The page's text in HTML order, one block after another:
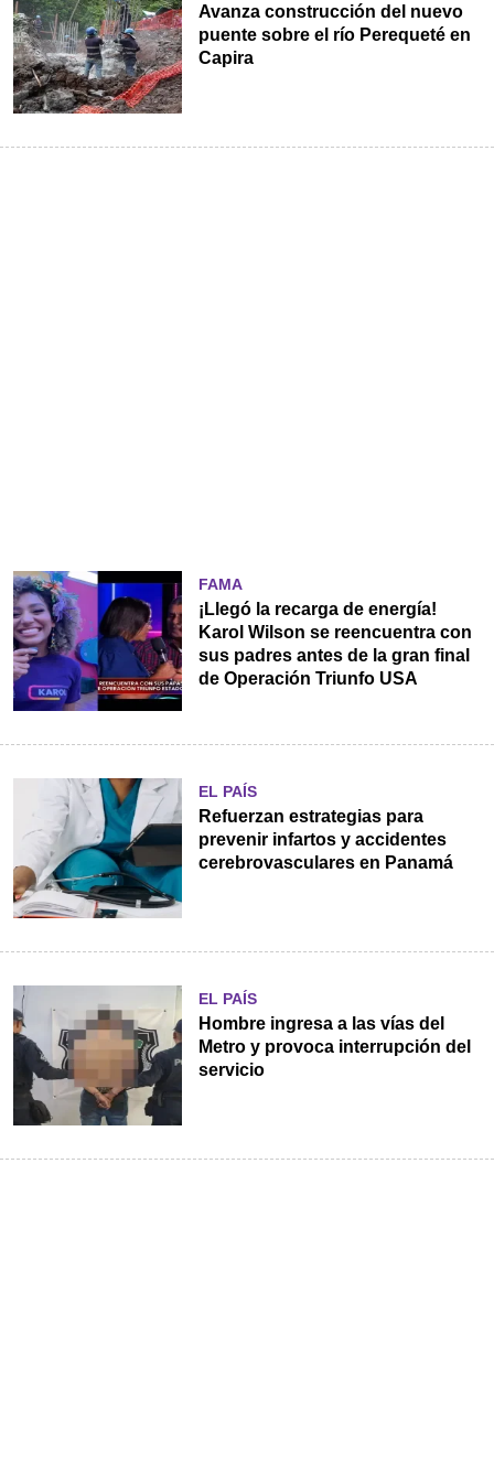
Avanza construcción del nuevo
puente sobre el río Perequeté en
Capira
FAMA
¡Llegó la recarga de energía!
Karol Wilson se reencuentra con
sus padres antes de la gran final
de Operación Triunfo USA
EL PAÍS
Refuerzan estrategias para
prevenir infartos y accidentes
cerebrovasculares en Panamá
EL PAÍS
Hombre ingresa a las vías del
Metro y provoca interrupción del
servicio